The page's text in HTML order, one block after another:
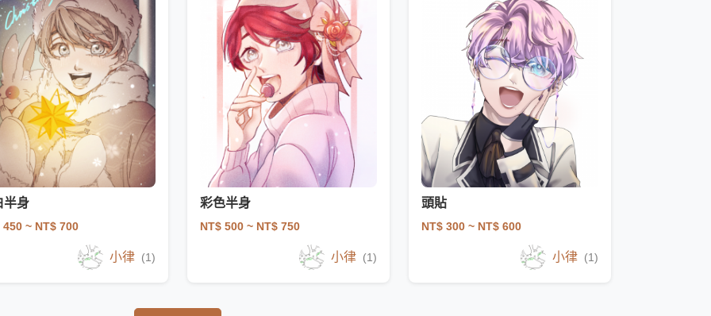
半身
450 ~ NT$ 700
小律 (1)
彩色半身
NT$ 500 ~ NT$ 750
小律 (1)
頭貼
NT$ 300 ~ NT$ 600
小律 (1)